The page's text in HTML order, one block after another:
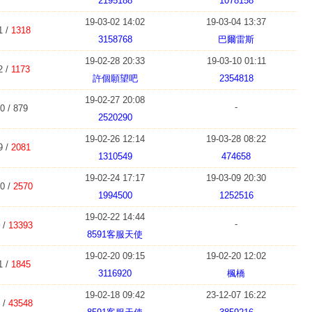
/ 1318
19-03-02 14:02
3158768
19-03-04 13:37
巴爾雷斯
/ 1173
19-02-28 20:33
許個願望吧
19-03-10 01:11
2354818
0 / 879
19-02-27 20:08
2520290
-
/ 2081
19-02-26 12:14
1310549
19-03-28 08:22
474658
/ 2570
19-02-24 17:17
1994500
19-03-09 20:30
1252516
/ 13393
19-02-22 14:44
8591客服天使
-
/ 1845
19-02-20 09:15
3116920
19-02-20 12:02
楓橋
/ 43548
19-02-18 09:42
23-12-07 16:22